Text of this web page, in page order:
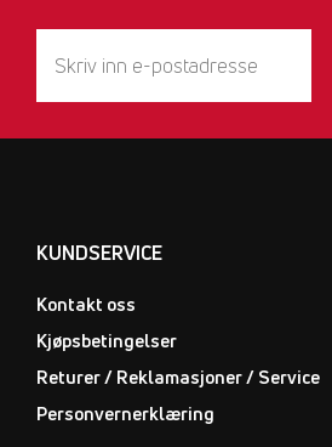
KUNDSERVICE
Kontakt oss
Kjøpsbetingelser
Returer / Reklamasjoner / Service
Personvernerklæring